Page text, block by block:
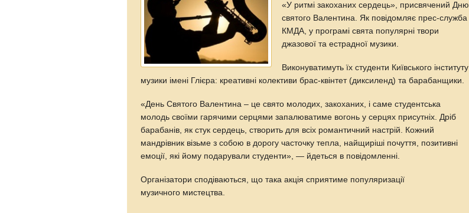
«У ритмі закоханих сердець», присвячений Дню
святого Валентина. Як повідомляє прес-служба
КМДА, у програмі свята популярні твори
джазової та естрадної музики.
Виконуватимуть їх студенти Київського інституту
музики імені Глієра: креативні колективи брас-квінтет (диксиленд) та барабанщики.
«День Святого Валентина – це свято молодих, закоханих, і саме студентська
молодь своїми гарячими серцями запалюватиме вогонь у серцях присутніх. Дріб
барабанів, як стук сердець, створить для всіх романтичний настрій. Кожний
мандрівник візьме з собою в дорогу часточку тепла, найщиріші почуття, позитивні
емоції, які йому подарували студенти», — йдеться в повідомленні.
Організатори сподіваються, що така акція сприятиме популяризації
музичного мистецтва.